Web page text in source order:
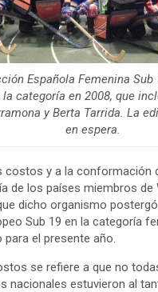
Española Femenina Sub
la categoría en 2008, que
y Berta Tarrida. La
en espera.
costos y a la conformación
de los países miembros de
dicho organismo
Sub 19 en la categoría
el presente año.
se refiere a que no
nacionales estuvieron al